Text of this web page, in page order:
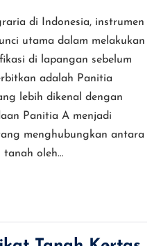
di Indonesia, instrumen
utama dalam melakukan
di lapangan sebelum
adalah Panitia
lebih dikenal dengan
Panitia A menjadi
menghubungkan antara
tanah oleh…